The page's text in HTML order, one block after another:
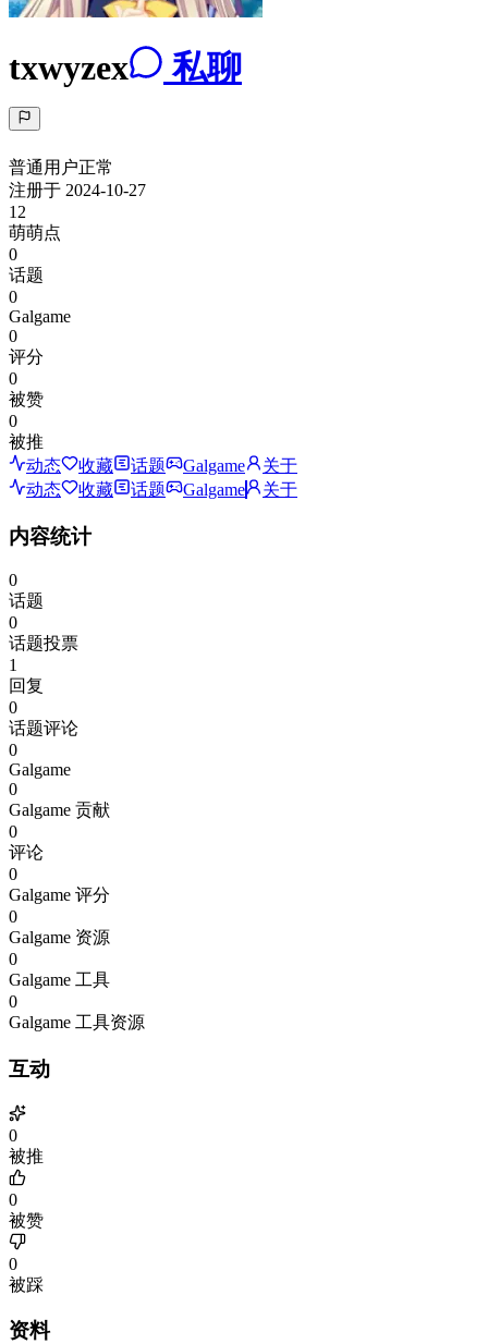
txwyzex 私聊
普通用户正常
注册于 2024-10-27
12
萌萌点
0
话题
0
Galgame
0
评分
0
被赞
0
被推
动态
收藏 话题 Galgame
关于
动态
收藏 话题 Galgame 关于
内容统计
0
话题
0
话题投票
1
回复
0
话题评论
0
Galgame
0
Galgame 贡献
0
评论
0
Galgame 评分
0
Galgame 资源
0
Galgame 工具
0
Galgame 工具资源
互动
0
被推
0
被赞
0
被踩
资料